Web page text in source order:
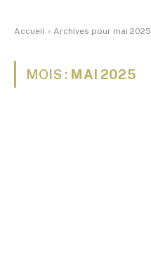
Accueil » Archives pour mai 2025
MOIS : MAI 2025